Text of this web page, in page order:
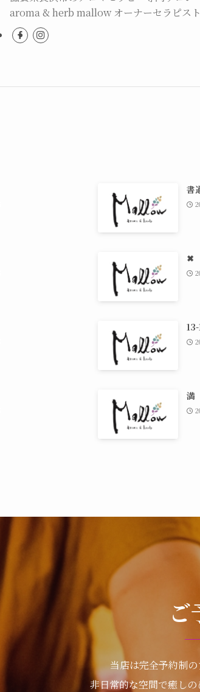
aroma & herb mallow オーナーセラピスト
書
✖
満
ご
当店は完全予約制の
非日常的な空間で癒し